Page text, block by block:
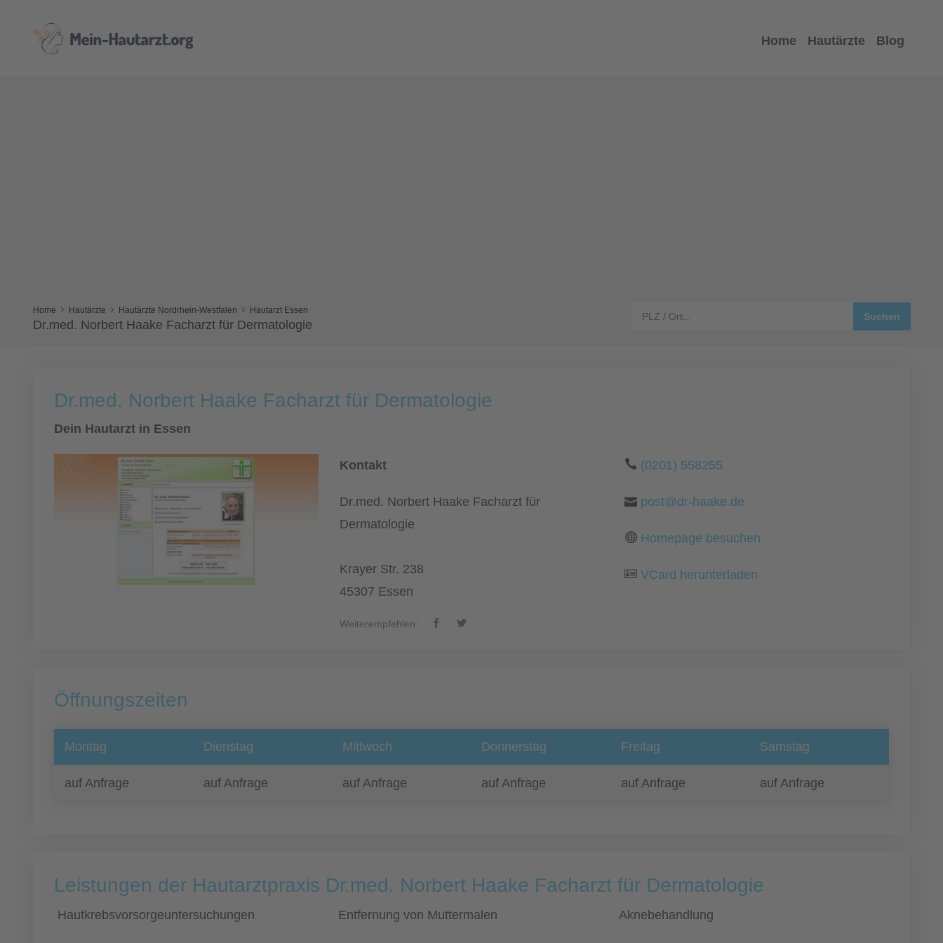
Home Hautärzte Blog
Home Hautärzte Hautärzte Nordrhein-Westfalen Hautarzt Essen
Dr.med. Norbert Haake Facharzt für Dermatologie
Dr.med. Norbert Haake Facharzt für Dermatologie
Dein Hautarzt in Essen
Kontakt
Dr.med. Norbert Haake Facharzt für
Dermatologie
Krayer Str. 238
45307 Essen
Weiterempfehlen:
(0201) 558255
post@dr-haake.de
Homepage besuchen
VCard herunterladen
Öffnungszeiten
Montag Dienstag Mittwoch Donnerstag Freitag Samstag
auf Anfrage auf Anfrage auf Anfrage auf Anfrage auf Anfrage auf Anfrage
Leistungen der Hautarztpraxis Dr.med. Norbert Haake Facharzt für Dermatologie
Hautkrebsvorsorgeuntersuchungen Entfernung von Muttermalen Aknebehandlung